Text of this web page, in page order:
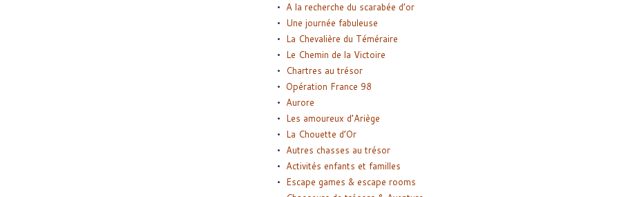
A la recherche du scarabée d’or
Une journée fabuleuse
La Chevalière du Téméraire
Le Chemin de la Victoire
Chartres au trésor
Opération France 98
Aurore
Les amoureux d’Ariège
La Chouette d’Or
Autres chasses au trésor
Activités enfants et familles
Escape games & escape rooms